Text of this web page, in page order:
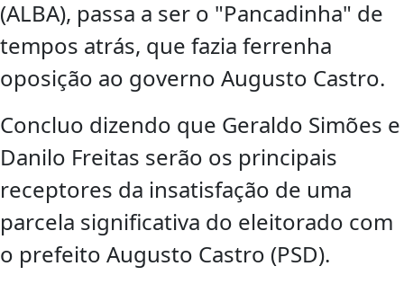
(ALBA), passa a ser o "Pancadinha" de
tempos atrás, que fazia ferrenha
oposição ao governo Augusto Castro.
Concluo dizendo que Geraldo Simões e
Danilo Freitas serão os principais
receptores da insatisfação de uma
parcela significativa do eleitorado com
o prefeito Augusto Castro (PSD).